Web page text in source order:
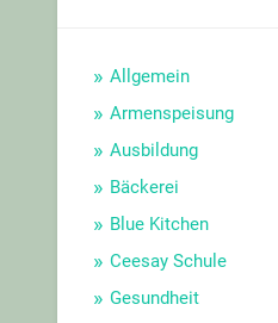
Allgemein
Armenspeisung
Ausbildung
Bäckerei
Blue Kitchen
Ceesay Schule
Gesundheit